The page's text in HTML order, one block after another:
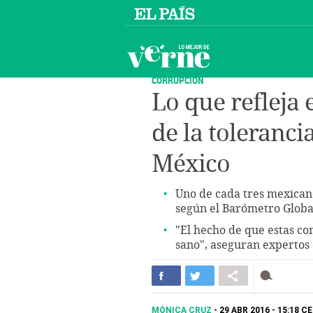
CORRUPCIÓN
Lo que refleja
de la
México
Uno de cada tres
según el Barómetro
"El hecho de que estas
sano", aseguran
MÓNICA CRUZ 29 ABR 2016 - 15:18